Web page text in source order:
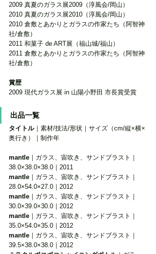
2009 真夏のガラス展2009（淳風会/岡山）
2010 真夏のガラス展2010（淳風会/岡山）
2010 倉敷とあかりとガラスの作家たち（阿智神
社/倉敷）
2011 和菓子 de ART展（福山城/福山）
2011 倉敷とあかりとガラスの作家たち（阿智神
社/倉敷）
賞歴
2009 現代ガラス展 in 山陽小野田 市長賞受賞
出品一覧
タイトル｜素材/技法/形状｜サイズ（cm/縦×横×
奥行き）｜制作年
mantle ｜ガラス、宙吹き、サンドブラスト｜
38.0×38.0×38.0｜2011
mantle ｜ガラス、宙吹き、サンドブラスト｜
28.0×54.0×27.0｜2012
mantle ｜ガラス、宙吹き、サンドブラスト｜
30.0×39.0×30.0｜2012
mantle ｜ガラス、宙吹き、サンドブラスト｜
35.0×54.0×35.0｜2012
mantle ｜ガラス、宙吹き、サンドブラスト｜
39.5×38.0×38.0｜2012